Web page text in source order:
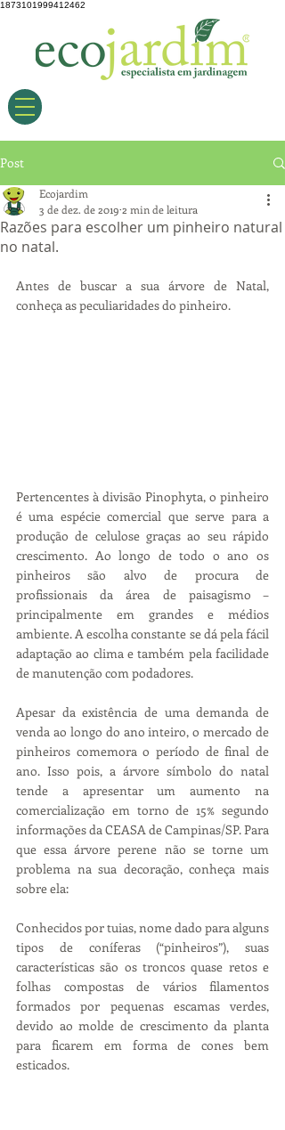
1873101999412462
Post
Razões para escolher um pinheiro natural
no natal.
Ecojardim
3 de dez. de 2019 2 min de leitura
Antes de buscar a sua árvore de Natal,
conheça as peculiaridades do pinheiro.
Pertencentes à divisão Pinophyta, o pinheiro
é uma espécie comercial que serve para a
produção de celulose graças ao seu rápido
crescimento. Ao longo de todo o ano os
pinheiros são alvo de procura de
profissionais da área de paisagismo –
principalmente em grandes e médios
ambiente. A escolha constante se dá pela fácil
adaptação ao clima e também pela facilidade
de manutenção com podadores.
Apesar da existência de uma demanda de
venda ao longo do ano inteiro, o mercado de
pinheiros comemora o período de final de
ano. Isso pois, a árvore símbolo do natal
tende a apresentar um aumento na
comercialização em torno de 15% segundo
informações da CEASA de Campinas/SP. Para
que essa árvore perene não se torne um
problema na sua decoração, conheça mais
sobre ela:
Conhecidos por tuias, nome dado para alguns
tipos de coníferas (“pinheiros”), suas
características são os troncos quase retos e
folhas compostas de vários filamentos
formados por pequenas escamas verdes,
devido ao molde de crescimento da planta
para ficarem em forma de cones bem
esticados.